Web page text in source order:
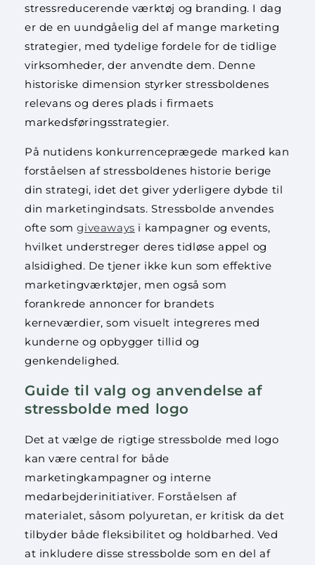
stressreducerende værktøj og branding. I dag
er de en uundgåelig del af mange marketing
strategier, med tydelige fordele for de tidlige
virksomheder, der anvendte dem. Denne
historiske dimension styrker stressboldenes
relevans og deres plads i firmaets
markedsføringsstrategier.
På nutidens konkurrenceprægede marked kan
forståelsen af stressboldenes historie berige
din strategi, idet det giver yderligere dybde til
din marketingindsats. Stressbolde anvendes
ofte somgiveaways i kampagner og events,
hvilket understreger deres tidløse appel og
alsidighed. De tjener ikke kun som effektive
marketingværktøjer, men også som
forankrede annoncer for brandets
kerneværdier, som visuelt integreres med
kunderne og opbygger tillid og
genkendelighed.
Guide til valg og anvendelse af
stressbolde med logo
Det at vælge de rigtige stressbolde med logo
kan være central for både
marketingkampagner og interne
medarbejderinitiativer. Forståelsen af
materialet, såsom polyuretan, er kritisk da det
tilbyder både fleksibilitet og holdbarhed. Ved
at inkludere disse stressbolde som en del af